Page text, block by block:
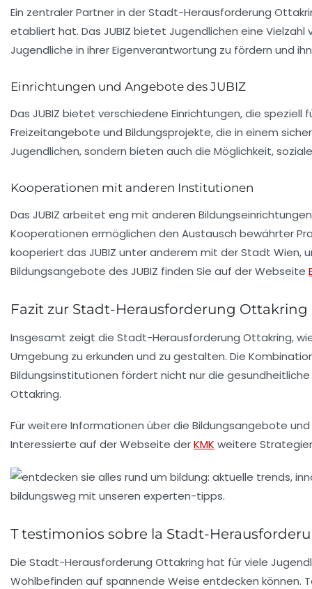
Ein zentraler Partner in der Stadt-Herausforderung
etabliert hat. Das JUBIZ bietet Jugendlichen eine Vielzahl
Jugendliche in ihrer Eigenverantwortung zu fördern und
Einrichtungen und Angebote des JUBIZ
Das JUBIZ bietet verschiedene Einrichtungen, die
Freizeitangebote und Bildungsprojekte, die in einem
Jugendlichen, sondern bieten auch die Möglichkeit,
Kooperationen mit anderen Institutionen
Das JUBIZ arbeitet eng mit anderen
Kooperationen ermöglichen den Austausch bewährter
kooperiert das JUBIZ unter anderem mit der Stadt
Bildungsangebote des JUBIZ finden Sie auf der Webseite
Fazit zur Stadt-Herausforderung Ottakring
Insgesamt zeigt die Stadt-Herausforderung Ottakring,
Umgebung zu erkunden und zu gestalten. Die
Bildungsinstitutionen fördert nicht nur die
Ottakring.
Für weitere Informationen über die Bildungsangebote
Interessierte auf der Webseite derKMK weitere
T testimonios sobre la Stadt-
Die Stadt-Herausforderung Ottakring hat für viele
Wohlbefinden auf spannende Weise entdecken können.